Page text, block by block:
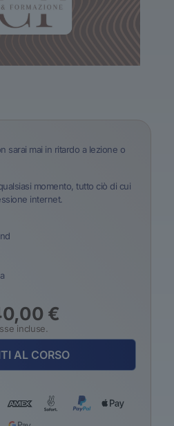
sarai mai in ritardo a lezione o
momento, tutto ciò di cui
internet.
€
incluse.
AL CORSO